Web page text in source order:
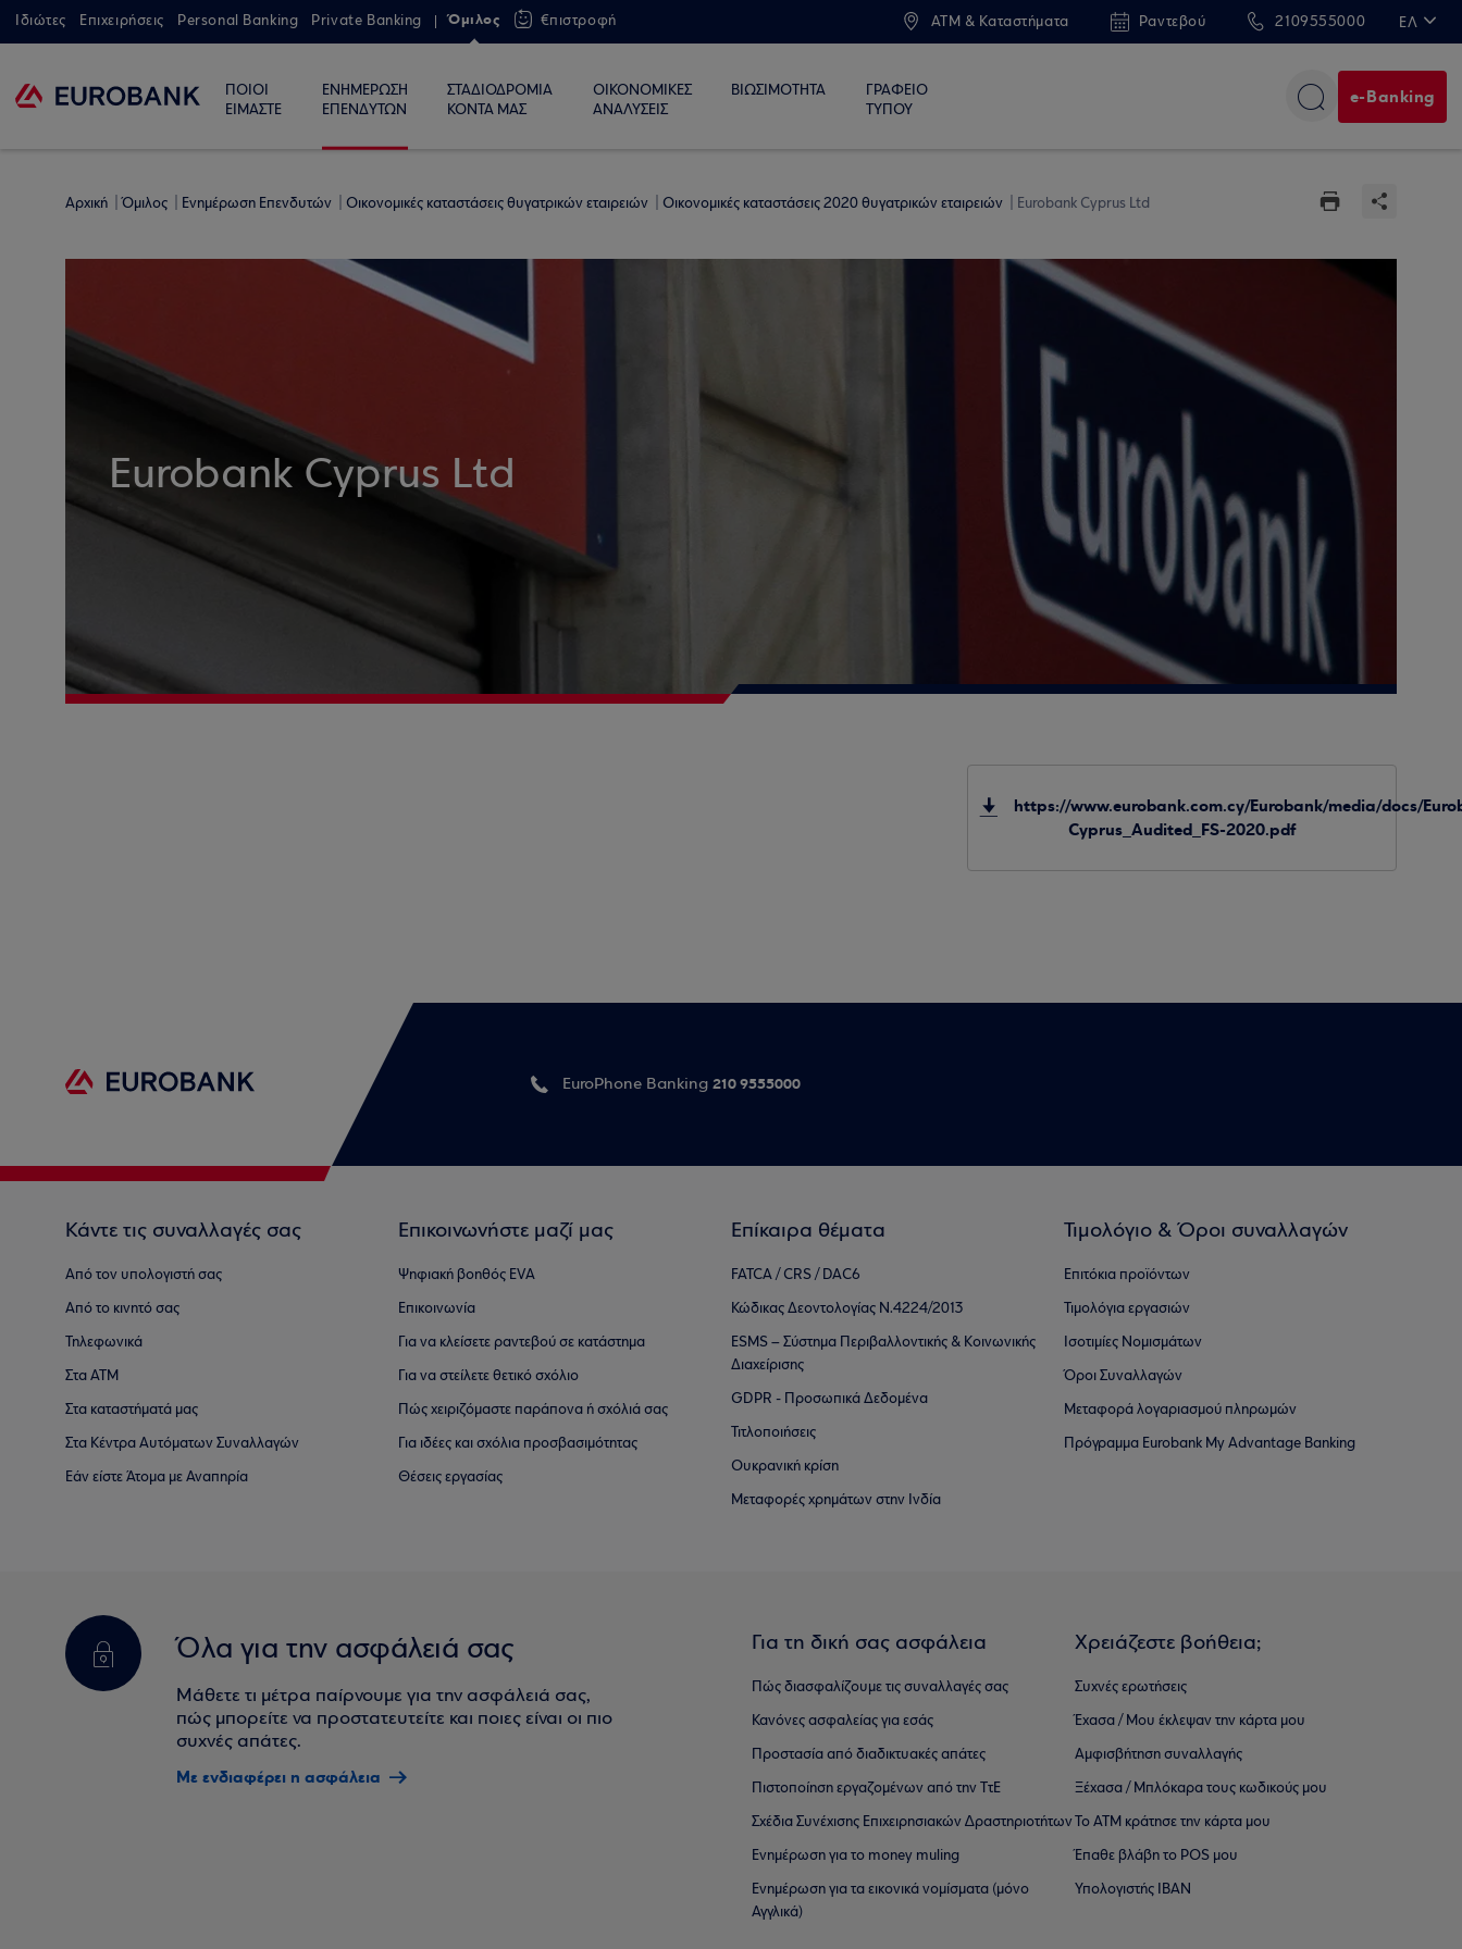
Ιδιώτες Επιχειρήσεις Personal Banking Private Banking Όμιλος €πιστροφή ATM & Καταστήματα Ραντεβού 2109555000 ΕΛ
ΠΟΙΟΙ
ΕΙΜΑΣΤΕ
ΕΝΗΜΕΡΩΣΗ
ΕΠΕΝΔΥΤΩΝ
ΣΤΑΔΙΟΔΡΟΜΙΑ
ΚΟΝΤΑ ΜΑΣ
ΟΙΚΟΝΟΜΙΚΕΣ
ΑΝΑΛΥΣΕΙΣ
ΒΙΩΣΙΜΟΤΗΤΑ
ΓΡΑΦΕΙΟ
ΤΥΠΟΥ
e-Banking
Αρχική Όμιλος Ενημέρωση Επενδυτών Οικονομικές καταστάσεις θυγατρικών εταιρειών Οικονομικές καταστάσεις 2020 θυγατρικών εταιρειών Eurobank Cyprus Ltd
Eurobank Cyprus Ltd
https://www.eurobank.com.cy/Eurobank/media/docs/
Cyprus_Audited_FS-2020.pdf
EuroPhone Banking 210 9555000
Κάντε τις συναλλαγές σας
Από τον υπολογιστή σας
Από το κινητό σας
Τηλεφωνικά
Στα ΑΤΜ
Στα καταστήματά μας
Στα Κέντρα Αυτόματων Συναλλαγών
Εάν είστε Άτομα με Αναπηρία
Επικοινωνήστε μαζί μας
Ψηφιακή βοηθός EVA
Επικοινωνία
Για να κλείσετε ραντεβού σε κατάστημα
Για να στείλετε θετικό σχόλιο
Πώς χειριζόμαστε παράπονα ή σχόλιά σας
Για ιδέες και σχόλια προσβασιμότητας
Θέσεις εργασίας
Επίκαιρα θέματα
FATCA / CRS / DAC6
Κώδικας Δεοντολογίας Ν.4224/2013
ESMS – Σύστημα Περιβαλλοντικής & Κοινωνικής
Διαχείρισης
GDPR - Προσωπικά Δεδομένα
Τιτλοποιήσεις
Ουκρανική κρίση
Μεταφορές χρημάτων στην Ινδία
Τιμολόγιο & Όροι συναλλαγών
Επιτόκια προϊόντων
Τιμολόγια εργασιών
Ισοτιμίες Νομισμάτων
Όροι Συναλλαγών
Μεταφορά λογαριασμού πληρωμών
Πρόγραμμα Eurobank My Advantage Banking
Όλα για την ασφάλειά σας
Μάθετε τι μέτρα παίρνουμε για την ασφάλειά σας,
πώς μπορείτε να προστατευτείτε και ποιες είναι οι πιο
συχνές απάτες.
Με ενδιαφέρει η ασφάλεια
Για τη δική σας ασφάλεια
Πώς διασφαλίζουμε τις συναλλαγές σας
Κανόνες ασφαλείας για εσάς
Προστασία από διαδικτυακές απάτες
Πιστοποίηση εργαζομένων από την ΤτΕ
Σχέδια Συνέχισης Επιχειρησιακών ∆ραστηριοτήτων
Ενημέρωση για το money muling
Ενημέρωση για τα εικονικά νομίσματα (μόνο
Αγγλικά)
Χρειάζεστε βοήθεια;
Συχνές ερωτήσεις
Έχασα / Μου έκλεψαν την κάρτα μου
Αμφισβήτηση συναλλαγής
Ξέχασα / Μπλόκαρα τους κωδικούς μου
Το ΑΤΜ κράτησε την κάρτα μου
Έπαθε βλάβη το POS μου
Υπολογιστής IBAN